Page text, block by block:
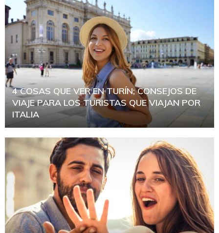
4 COSAS QUE VER EN TURÍN; CONSEJOS DE
VIAJE PARA LOS TURISTAS QUE VIAJAN POR
ITALIA